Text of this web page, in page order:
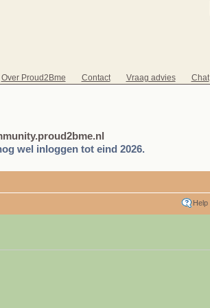
Over Proud2Bme Contact Vraag advies Chat
wel inloggen tot eind 2026.
Help